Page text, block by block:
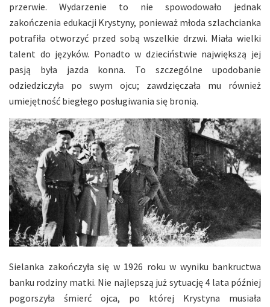
przerwie. Wydarzenie to nie spowodowało jednak
zakończenia edukacji Krystyny, ponieważ młoda szlachcianka
potrafiła otworzyć przed sobą wszelkie drzwi. Miała wielki
talent do języków. Ponadto w dzieciństwie największą jej
pasją była jazda konna. To szczególne upodobanie
odziedziczyła po swym ojcu; zawdzięczała mu również
umiejętność biegłego posługiwania się bronią.
Sielanka zakończyła się w 1926 roku w wyniku bankructwa
banku rodziny matki. Nie najlepszą już sytuację 4 lata później
pogorszyła śmierć ojca, po której Krystyna musiała